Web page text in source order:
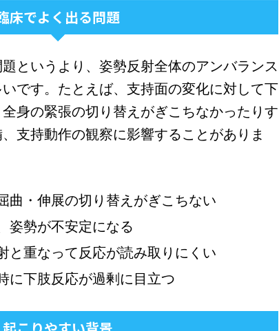
床でよく出る問題
というより、姿勢反射全体のアンバランス
です。たとえば、支持面の変化に対して下
身の緊張の切り替えがぎこちなかったりす
支持動作の観察に影響することがありま
曲・伸展の切り替えがぎこちない
姿勢が不安定になる
と重なって反応が読み取りにくい
に下肢反応が過剰に目立つ